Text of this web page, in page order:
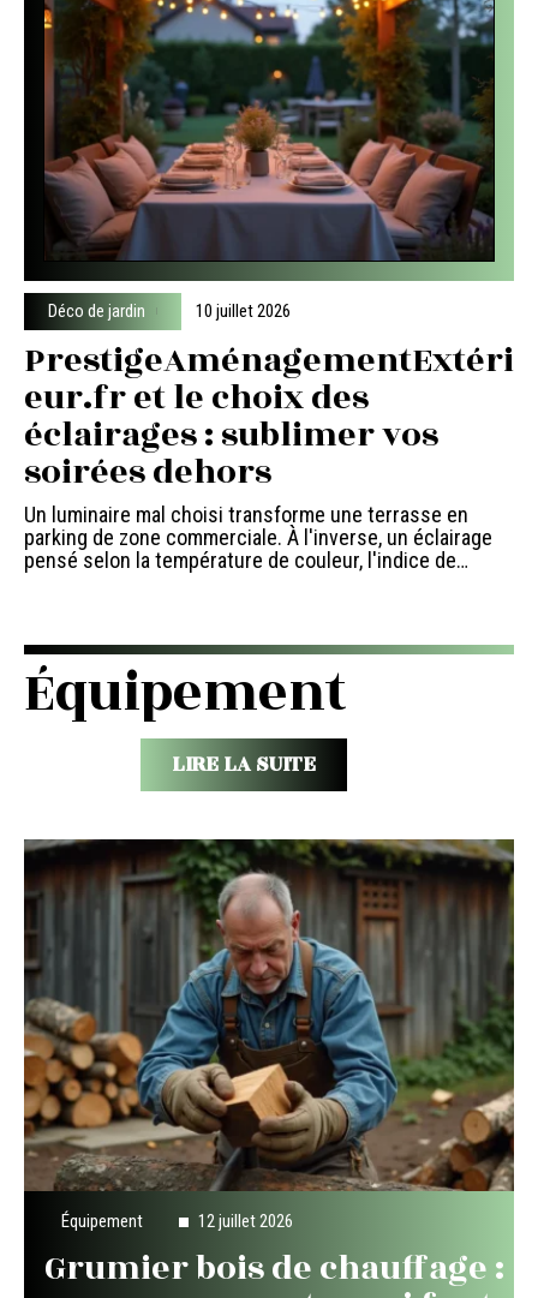
Déco de jardin 10 juillet 2026
PrestigeAménagementExtéri
eur.fr et le choix des
éclairages : sublimer vos
soirées dehors
Un luminaire mal choisi transforme une terrasse en
parking de zone commerciale. À l'inverse, un éclairage
pensé selon la température de couleur, l'indice de…
Équipement
LIRE LA SUITE
Équipement 12 juillet 2026
Grumier bois de chauffage :